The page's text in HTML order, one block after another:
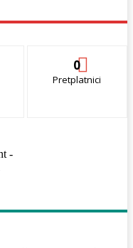
0
Pretplatnici
-